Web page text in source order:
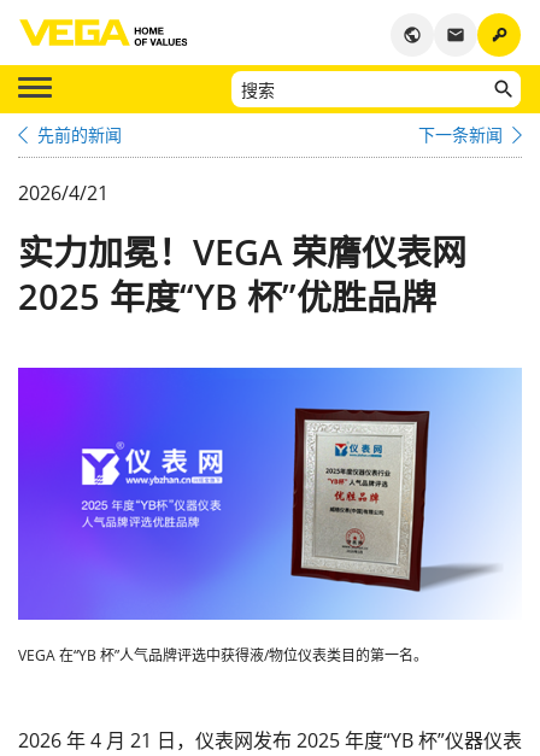
key
email
public
先前的新闻 下一条新闻
2026/4/21
实力加冕！VEGA 荣膺仪表网
2025 年度“YB 杯”优胜品牌
VEGA 在“YB 杯”人气品牌评选中获得液/物位仪表类目的第一名。
2026 年 4 月 21 日，仪表网发布 2025 年度“YB 杯”仪器仪表